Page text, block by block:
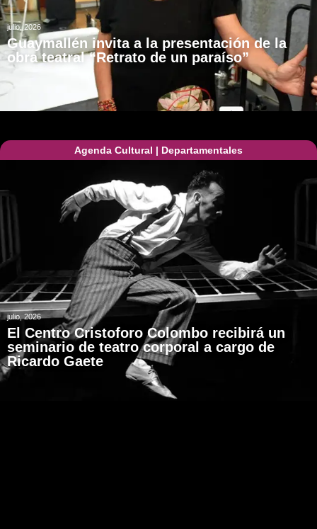
julio, 2026
Guaymallén invita a la presentación de la
obra teatral “Retrato de un paraíso”
Agenda Cultural | Departamentales
julio, 2026
El Centro Cristoforo Colombo recibirá un
seminario de teatro corporal a cargo de
Ricardo Gaete